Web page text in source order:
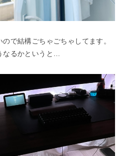
で結構ごちゃごちゃしてます。
なるかというと…